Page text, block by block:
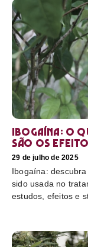
Ibogaína: o
são os
29 de julho de 2025
Ibogaína:
sido usada no
estudos, efeitos e